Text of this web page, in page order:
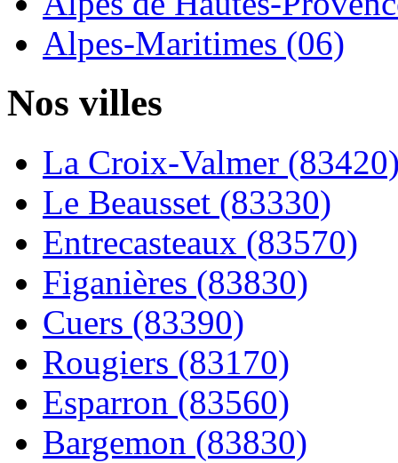
Alpes-Maritimes (06)
Nos villes
La Croix-Valmer
Le Beausset (83330)
Entrecasteaux (83570)
Figanières (83830)
Cuers (83390)
Rougiers (83170)
Esparron (83560)
Bargemon (83830)